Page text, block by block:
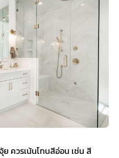
ย ควรเน้นโทนสีอ่อน เช่น สี